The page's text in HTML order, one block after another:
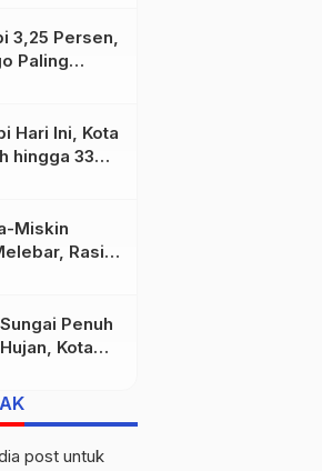
3,25 Persen,
Paling
4,21 Persen
Hari Ini, Kota
hingga 33
Miskin
Rasio
0,368 pada
Penuh
Kota
post untuk